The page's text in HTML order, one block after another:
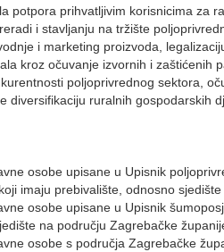
potpora prihvatljivim korisnicima za
i stavljanju na tržište
i marketing proizvoda,
kroz očuvanje izvornih i zaštićenih
poljoprivrednog sektora,
diversifikaciju ruralnih gospodarskih
osobe upisane u Upisnik
imaju prebivalište, odnosno
osobe upisane u Upisnik
na području Zagrebačke
osobe s područja Zagrebačke